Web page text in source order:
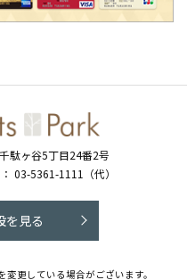
駄ヶ谷5丁目24番2号
03-5361-1111（代）
を見る
更している場合がございます。